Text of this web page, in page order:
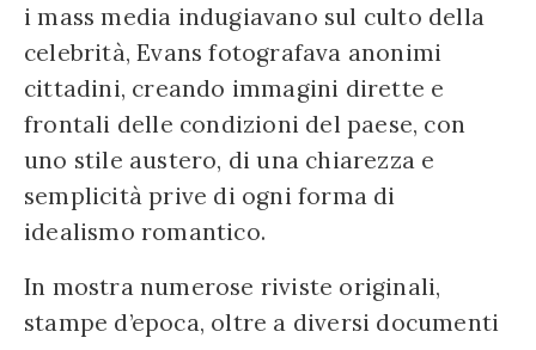
i mass media indugiavano sul culto della
celebrità, Evans fotografava anonimi
cittadini, creando immagini dirette e
frontali delle condizioni del paese, con
uno stile austero, di una chiarezza e
semplicità prive di ogni forma di
idealismo romantico.
In mostra numerose riviste originali,
stampe d’epoca, oltre a diversi documenti